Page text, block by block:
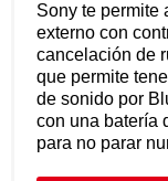
Sony te permite
externo con
cancelación de
que permite
de sonido por
con una batería
para no parar